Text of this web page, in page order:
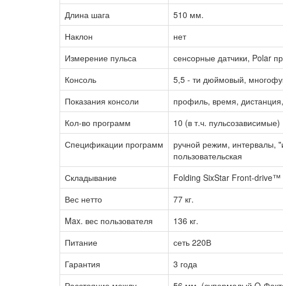
Длина шага
510 мм.
Наклон
нет
Измерение пульса
сенсорные датчики, Polar
Консоль
5,5 - ти дюймовый,
Показания консоли
профиль, время, дистанция,
Кол-во программ
10 (в т.ч. пульсозависимые)
Спецификации программ
ручной режим, интервалы,
пользовательская
Складывание
Folding SixStar Front-drive™
Вес нетто
77 кг.
Max. вес пользователя
136 кг.
Питание
сеть 220В
Гарантия
3 года